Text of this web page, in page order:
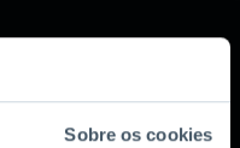
Sobre os cookies